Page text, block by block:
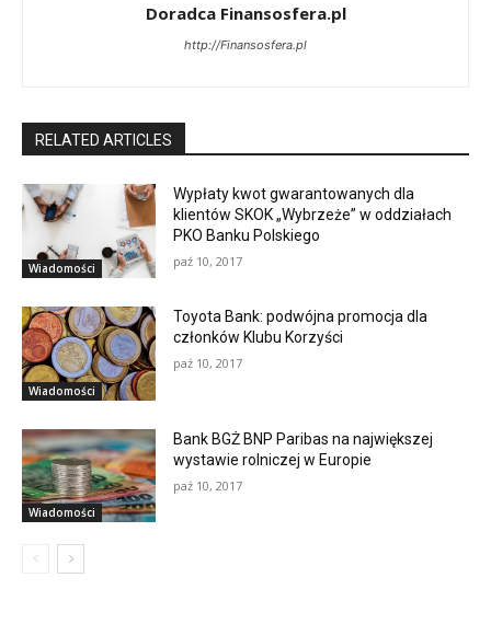
Doradca Finansosfera.pl
http://Finansosfera.pl
RELATED ARTICLES
Wiadomości
Wypłaty kwot gwarantowanych dla
klientów SKOK „Wybrzeże” w oddziałach
PKO Banku Polskiego
paź 10, 2017
Wiadomości
Toyota Bank: podwójna promocja dla
członków Klubu Korzyści
paź 10, 2017
Wiadomości
Bank BGŻ BNP Paribas na największej
wystawie rolniczej w Europie
paź 10, 2017